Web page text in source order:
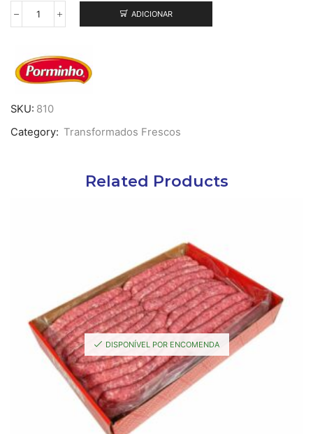
Quantidade
Fatiado
-
g
ADICIONAR
SKU: 810
Category: Transformados Frescos
Related Products
DISPONÍVEL POR ENCOMENDA